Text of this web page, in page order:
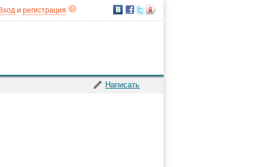
Вход и регистрация
Написать